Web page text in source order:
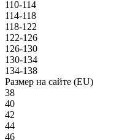
110-114
114-118
118-122
122-126
126-130
130-134
134-138
Размер на сайте (EU)
38
40
42
44
46